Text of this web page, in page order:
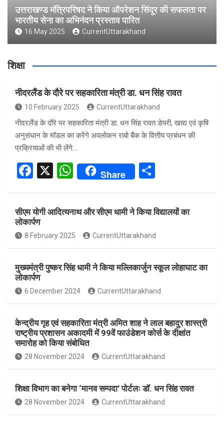
उत्तराखण्ड मंत्रिपरिषद ने किया ऑपरेशन सिंदूर की सफलता पर
भारतीय सेना का अभिनंदन प्रस्ताव पारित
16 May 2025 CurrentUttarakhand
शिक्षा
नीदरलैंड के दौरे पर सहकारिता मंत्री डा. धन सिंह रावत
10 February 2025 CurrentUttarakhand
नीदरलैंड के दौरे पर सहकारिता मंत्री डा. धन सिंह रावत डेयरी, खाद्य एवं कृषि
अनुसंधान के मॉडल का करेंगे अवलोकन राबो बैंक के वित्तीय प्रबंधन की
प्रक्रियाओं की भी लेंगे…
F
ce
b
o
o
k
X
W
s
A
p
p
Share
ar
e
सीएम योगी आदित्यनाथ और सीएम धामी ने किया विद्यालयों का
लोकार्पण
8 February 2025 CurrentUttarakhand
मुख्यमंत्री पुष्कर सिंह धामी ने किया मल्लिकार्जुन स्कूल लोहाघाट का
लोकार्पण
6 December 2024 CurrentUttarakhand
केन्द्रीय गृह एवं सहकारिता मंत्री अमित शाह ने लाल बहादुर शास्त्री
राष्ट्रीय प्रशासन अकादमी में 99वें फाउंडेशन कोर्स के दीक्षांत
समारोह को किया संबोधित
28 November 2024 CurrentUttarakhand
शिक्षा विभाग का बनेगा ‘मानव सम्पदा’ पोर्टलः डॉ. धन सिंह रावत
28 November 2024 CurrentUttarakhand